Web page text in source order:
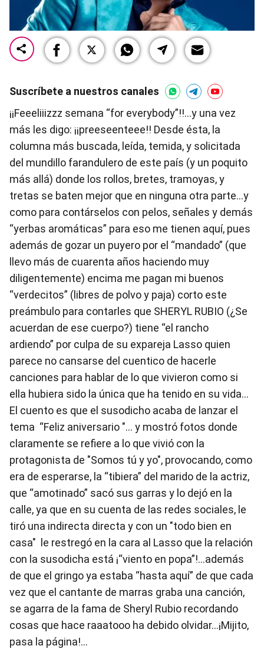
Suscríbete a nuestros canales
¡¡Feeeliiizzz semana “for everybody”!!…y una vez
más les digo: ¡¡preeseenteee!! Desde ésta, la
columna más buscada, leída, temida, y solicitada
del mundillo farandulero de este país (y un poquito
más allá) donde los rollos, bretes, tramoyas, y
tretas se baten mejor que en ninguna otra parte…y
como para contárselos con pelos, señales y demás
“yerbas aromáticas” para eso me tienen aquí, pues
además de gozar un puyero por el “mandado” (que
llevo más de cuarenta años haciendo muy
diligentemente) encima me pagan mi buenos
“verdecitos” (libres de polvo y paja) corto este
preámbulo para contarles que SHERYL RUBIO (¿Se
acuerdan de ese cuerpo?) tiene “el rancho
ardiendo” por culpa de su expareja Lasso quien
parece no cansarse del cuentico de hacerle
canciones para hablar de lo que vivieron como si
ella hubiera sido la única que ha tenido en su vida…
El cuento es que el susodicho acaba de lanzar el
tema “Feliz aniversario "… y mostró fotos donde
claramente se refiere a lo que vivió con la
protagonista de "Somos tú y yo", provocando, como
era de esperarse, la “tibiera” del marido de la actriz,
que “amotinado” sacó sus garras y lo dejó en la
calle, ya que en su cuenta de las redes sociales, le
tiró una indirecta directa y con un "todo bien en
casa" le restregó en la cara al Lasso que la relación
con la susodicha está ¡“viento en popa”!…además
de que el gringo ya estaba “hasta aquí” de que cada
vez que el cantante de marras graba una canción,
se agarra de la fama de Sheryl Rubio recordando
cosas que hace raaatooo ha debido olvidar…¡Mijito,
pasa la página!...